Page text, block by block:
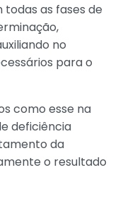
as fases de
no
para o
como esse na
deficiência
da
o resultado